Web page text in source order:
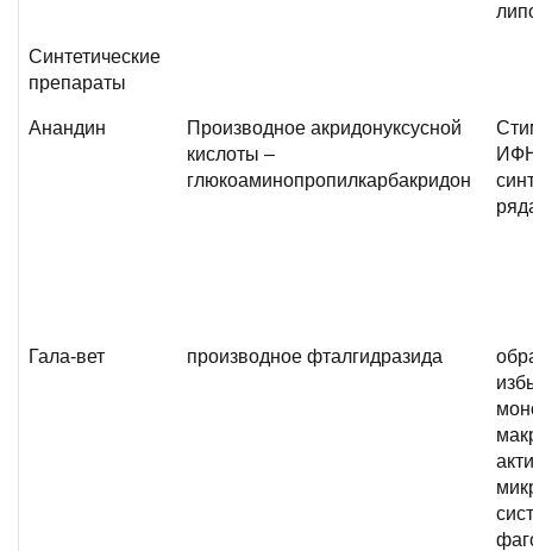
Синтетические
препараты
Анандин
Производное акридонуксусной
кислоты –
глюкоаминопропилкарбакридон
Гала-вет производное фталгидразида